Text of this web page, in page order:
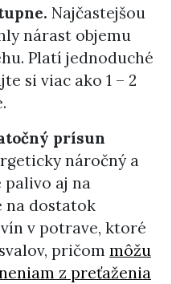
Najčastejšou
nárast objemu
Platí jednoduché
si viac ako 1 – 2
prísun
náročný a
aj na
na dostatok
v potrave, ktoré
pričom môžu
z preťaženia